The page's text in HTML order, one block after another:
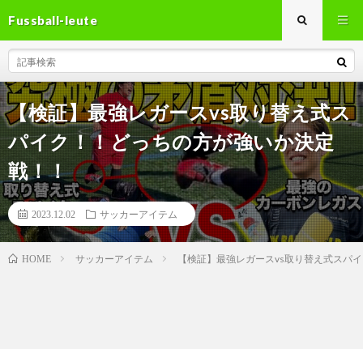
Fussball-leute
【検証】最強レガースvs取り替え式ス
パイク！！どっちの方が強いか決定
戦！！
2023.12.02 サッカーアイテム
HOME サッカーアイテム 【検証】最強レガースvs取り替え式スパ